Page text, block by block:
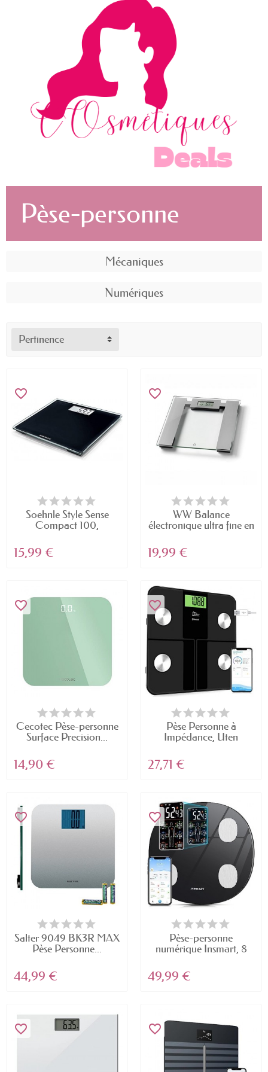
Pèse-personne
Mécaniques
Numériques
Pertinence
favorite_border
Soehnle Style Sense
Compact 100,
15,99 €
favorite_border
WW Balance
électronique ultra fine en
19,99 €
favorite_border
Cecotec Pèse-personne
Surface Precision...
14,90 €
favorite_border
Pèse Personne à
Impédance, Uten
27,71 €
favorite_border
Salter 9049 BK3R MAX
Pèse Personne...
44,99 €
favorite_border
Pèse-personne
numérique Insmart, 8
49,99 €
favorite_border favorite_border